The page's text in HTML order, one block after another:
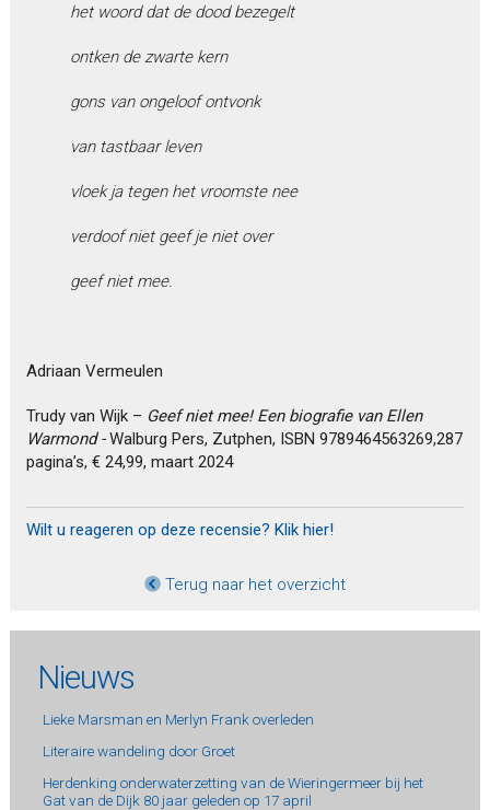
het woord dat de dood bezegelt
ontken de zwarte kern
gons van ongeloof ontvonk
van tastbaar leven
vloek ja tegen het vroomste nee
verdoof niet geef je niet over
geef niet mee.
Adriaan Vermeulen
Trudy van Wijk – Geef niet mee! Een biografie van Ellen
Warmond -Walburg Pers, Zutphen, ISBN 9789464563269,287
pagina’s, € 24,99, maart 2024
Wilt u reageren op deze recensie? Klik hier!
Terug naar het overzicht
Nieuws
Lieke Marsman en Merlyn Frank overleden
Literaire wandeling door Groet
Herdenking onderwaterzetting van de Wieringermeer bij het
Gat van de Dijk 80 jaar geleden op 17 april